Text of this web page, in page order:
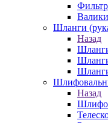
Шланги
Назад
Назад